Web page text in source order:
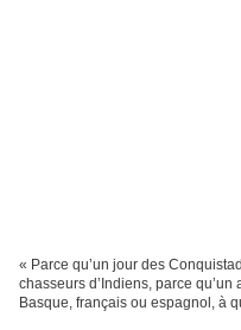
« Parce qu’un jour des
chasseurs d’Indiens, parce
Basque, français ou espagnol, à